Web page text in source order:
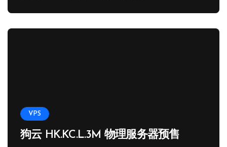
VPS
狗云 HK.KC.L.3M 物理服务器预售